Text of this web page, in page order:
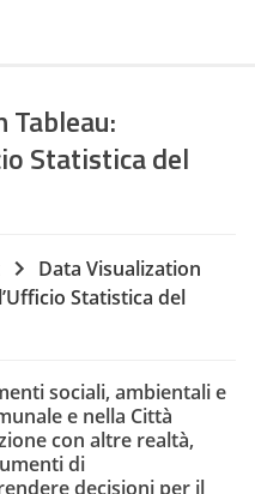
Tableau:
Statistica del
Data Visualization
Statistica del
sociali, ambientali e
e nella Città
con altre realtà,
di
decisioni per il